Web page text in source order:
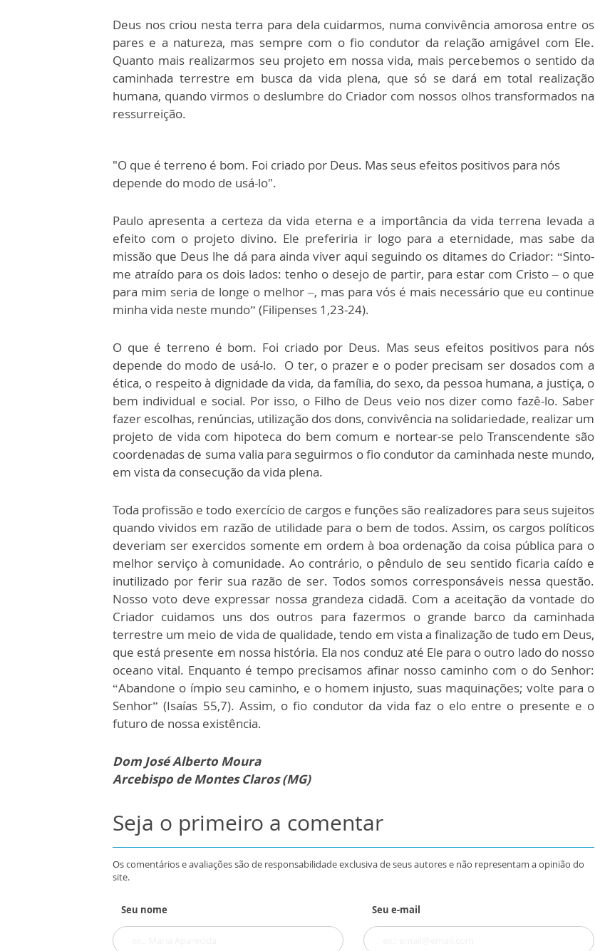
Deus nos criou nesta terra para dela cuidarmos, numa convivência amorosa entre os
pares e a natureza, mas sempre com o fio condutor da relação amigável com Ele.
Quanto mais realizarmos seu projeto em nossa vida, mais percebemos o sentido da
caminhada terrestre em busca da vida plena, que só se dará em total realização
humana, quando virmos o deslumbre do Criador com nossos olhos transformados na
ressurreição.
"O que é terreno é bom. Foi criado por Deus. Mas seus efeitos positivos para nós
depende do modo de usá-lo".
Paulo apresenta a certeza da vida eterna e a importância da vida terrena levada a
efeito com o projeto divino. Ele preferiria ir logo para a eternidade, mas sabe da
missão que Deus lhe dá para ainda viver aqui seguindo os ditames do Criador: “Sinto-
me atraído para os dois lados: tenho o desejo de partir, para estar com Cristo – o que
para mim seria de longe o melhor –, mas para vós é mais necessário que eu continue
minha vida neste mundo” (Filipenses 1,23-24).
O que é terreno é bom. Foi criado por Deus. Mas seus efeitos positivos para nós
depende do modo de usá-lo. O ter, o prazer e o poder precisam ser dosados com a
ética, o respeito à dignidade da vida, da família, do sexo, da pessoa humana, a justiça, o
bem individual e social. Por isso, o Filho de Deus veio nos dizer como fazê-lo. Saber
fazer escolhas, renúncias, utilização dos dons, convivência na solidariedade, realizar um
projeto de vida com hipoteca do bem comum e nortear-se pelo Transcendente são
coordenadas de suma valia para seguirmos o fio condutor da caminhada neste mundo,
em vista da consecução da vida plena.
Toda profissão e todo exercício de cargos e funções são realizadores para seus sujeitos
quando vividos em razão de utilidade para o bem de todos. Assim, os cargos políticos
deveriam ser exercidos somente em ordem à boa ordenação da coisa pública para o
melhor serviço à comunidade. Ao contrário, o pêndulo de seu sentido ficaria caído e
inutilizado por ferir sua razão de ser. Todos somos corresponsáveis nessa questão.
Nosso voto deve expressar nossa grandeza cidadã. Com a aceitação da vontade do
Criador cuidamos uns dos outros para fazermos o grande barco da caminhada
terrestre um meio de vida de qualidade, tendo em vista a finalização de tudo em Deus,
que está presente em nossa história. Ela nos conduz até Ele para o outro lado do nosso
oceano vital. Enquanto é tempo precisamos afinar nosso caminho com o do Senhor:
“Abandone o ímpio seu caminho, e o homem injusto, suas maquinações; volte para o
Senhor” (Isaías 55,7). Assim, o fio condutor da vida faz o elo entre o presente e o
futuro de nossa existência.
Dom José Alberto Moura
Arcebispo de Montes Claros (MG)
Seja o primeiro a comentar
Os comentários e avaliações são de responsabilidade exclusiva de seus autores e não representam a opinião do
site.
Seu nome Seu e-mail